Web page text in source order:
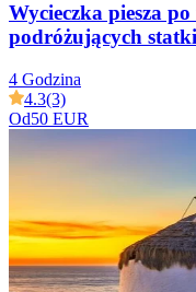
Wycieczka piesza
podróżujących
4 Godzina
4.3(3)
Od50 EUR